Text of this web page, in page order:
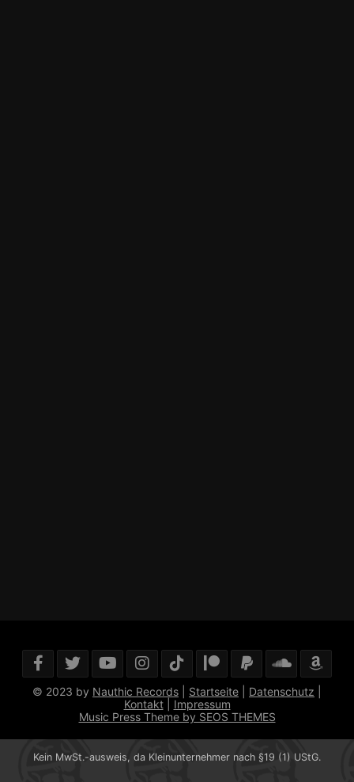
© 2023 by Nauthic Records Startseite Datenschutz
Kontakt| Impressum
Music Press Theme by SEOS THEMES
Kein MwSt.-ausweis, da Kleinunternehmer nach §19 (1) UStG.